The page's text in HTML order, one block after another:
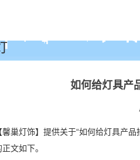
如何给灯具产
巢灯饰】提供关于“如何给灯具产
文如下。